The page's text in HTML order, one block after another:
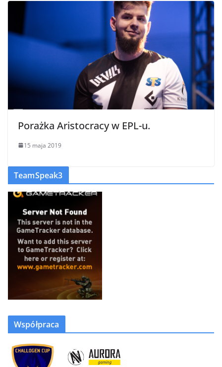
Porażka Aristocracy w EPL-u.
15 maja 2019
TeamSpeak3
Współpraca